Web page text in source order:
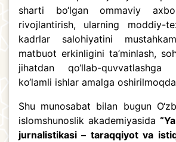
sharti bo‘lgan ommaviy
rivojlantirish, ularning moddiy-
kadrlar salohiyatini
matbuot erkinligini ta’minlash,
jihatdan qo‘llab-quvvatlashga
ko‘lamli ishlar amalga
Shu munosabat bilan bugun
islomshunoslik akademiyasida
jurnalistikasi – taraqqiyot va